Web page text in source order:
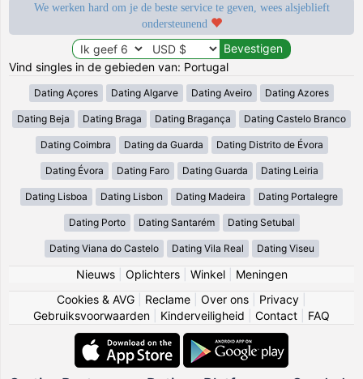
We werken hard om je de beste service te geven, wees alsjeblieft
ondersteunend
Vind singles in de gebieden van: Portugal
Dating Açores Dating Algarve Dating Aveiro Dating Azores
Dating Beja Dating Braga Dating Bragança Dating Castelo Branco
Dating Coimbra Dating da Guarda Dating Distrito de Évora
Dating Évora Dating Faro Dating Guarda Dating Leiria
Dating Lisboa Dating Lisbon Dating Madeira Dating Portalegre
Dating Porto Dating Santarém Dating Setubal
Dating Viana do Castelo Dating Vila Real Dating Viseu
Nieuws| Oplichters| Winkel| Meningen
Cookies & AVG
Reclame Over ons Privacy
Gebruiksvoorwaarden
Kinderveiligheid Contact FAQ